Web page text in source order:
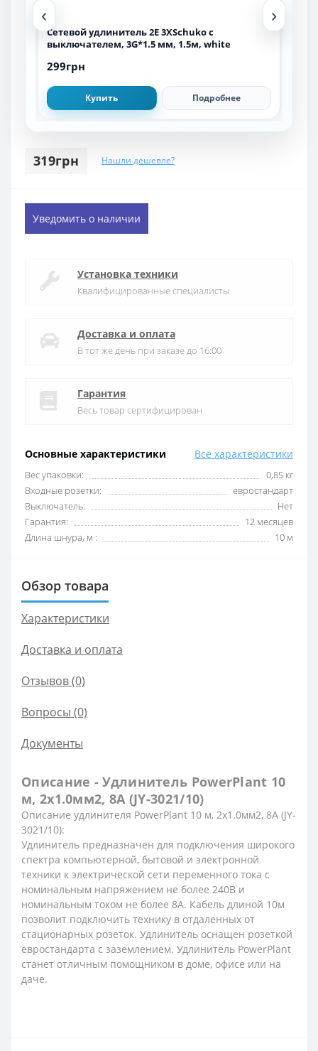
‹
Сетевой удлинитель 2E 3XSchuko с
выключателем, 3G*1.5 мм, 1.5м, white
299грн
Купить Подробнее
›
319грн Нашли дешевле?
Основные характеристики Все характеристики
Вес упаковки:
0,85 кг
Входные розетки:
евростандарт
Выключатель:
Нет
Гарантия:
12 месяцев
Длина шнура, м :
10 м
Уведомить о наличии
Установка техники
Квалифицированные специалисты
Доставка и оплата
В тот же день при заказе до 16:00
Гарантия
Весь товар сертифицирован
Обзор товара
Характеристики
Доставка и оплата
Отзывов (0)
Вопросы (0)
Документы
Описание - Удлинитель PowerPlant 10
м, 2x1.0мм2, 8А (JY-3021/10)
Описание удлинителя PowerPlant 10 м, 2x1.0мм2, 8А (JY-
3021/10):
Удлинитель предназначен для подключения широкого
спектра компьютерной, бытовой и электронной
техники к электрической сети переменного тока с
номинальным напряжением не более 240В и
номинальным током не более 8А. Кабель длиной 10м
позволит подключить технику в отдаленных от
стационарных розеток. Удлинитель оснащен розеткой
евростандарта с заземлением. Удлинитель PowerPlant
станет отличным помощником в доме, офисе или на
даче.